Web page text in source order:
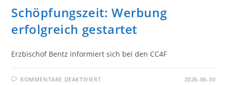
Schöpfungszeit: Werbung
erfolgreich gestartet
Erzbischof Bentz informiert sich bei den CC4F
KOMMENTARE DEAKTIVIERTFÜR 2026-06-30